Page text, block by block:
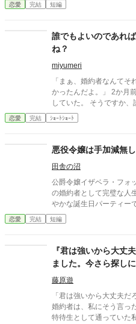
し上げるわ。でも、本当
恋愛 完結 短編
誰でもよいのであれ
ね？
miyumeri
「まぁ、婚約者なんて
かったんだよ。」 2か月
していた。 そうですか
くてもよいですよね？ 最初、この馬鹿子息を主人公に書いていた
のですが なんだか、先に
ました。来週お馬鹿君の
お読みいただければ幸い
恋愛 完結 ｼｮｰﾄｼｮｰﾄ
悪役令嬢は手加減無
田舎の沼
公爵令嬢イザベラ・フォ
の婚約者として完璧な人
やかな誕生日パーティー
は、聖女の力を持つ男爵
「嫉妬深く陰険な悪役令嬢
え上がるのは、容赦の
なネットワークと経済力
めていく。アレクサンド
がす陰謀を巡らせ、手加
恋愛 完結 短編
『君は強いから大丈
ました。今さら探し
藤原遊
「君は強いから大丈夫だろ？」 隣領から来た貴族の娘
婚約者は、私にそう言った。 平民ながら魔力が多く、魔法
特待生として通っていた